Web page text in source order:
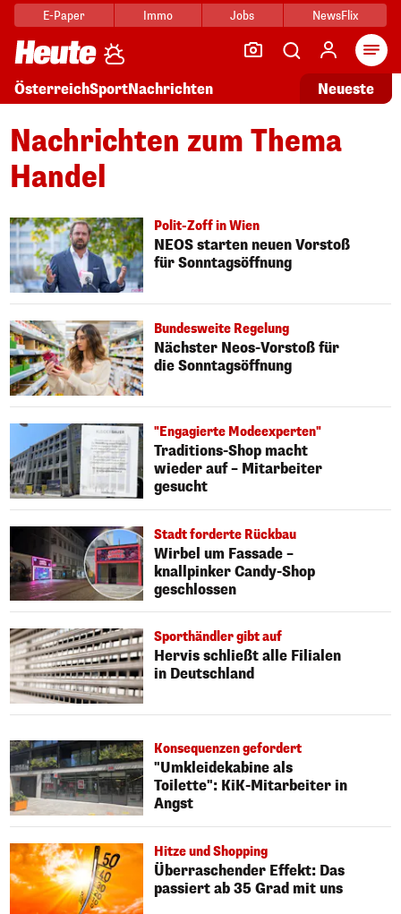
E-Paper Immo Jobs NewsFlix
ÖsterreichSportNachrichten Neueste
Nachrichten zum Thema
Handel
Polit-Zoff in Wien
NEOS starten neuen Vorstoß
für Sonntagsöffnung
Bundesweite Regelung
Nächster Neos-Vorstoß für
die Sonntagsöffnung
"Engagierte Modeexperten"
Traditions-Shop macht
wieder auf – Mitarbeiter
gesucht
Stadt forderte Rückbau
Wirbel um Fassade –
knallpinker Candy-Shop
geschlossen
Sporthändler gibt auf
Hervis schließt alle Filialen
in Deutschland
Konsequenzen gefordert
"Umkleidekabine als
Toilette": KiK-Mitarbeiter in
Angst
Hitze und Shopping
Überraschender Effekt: Das
passiert ab 35 Grad mit uns